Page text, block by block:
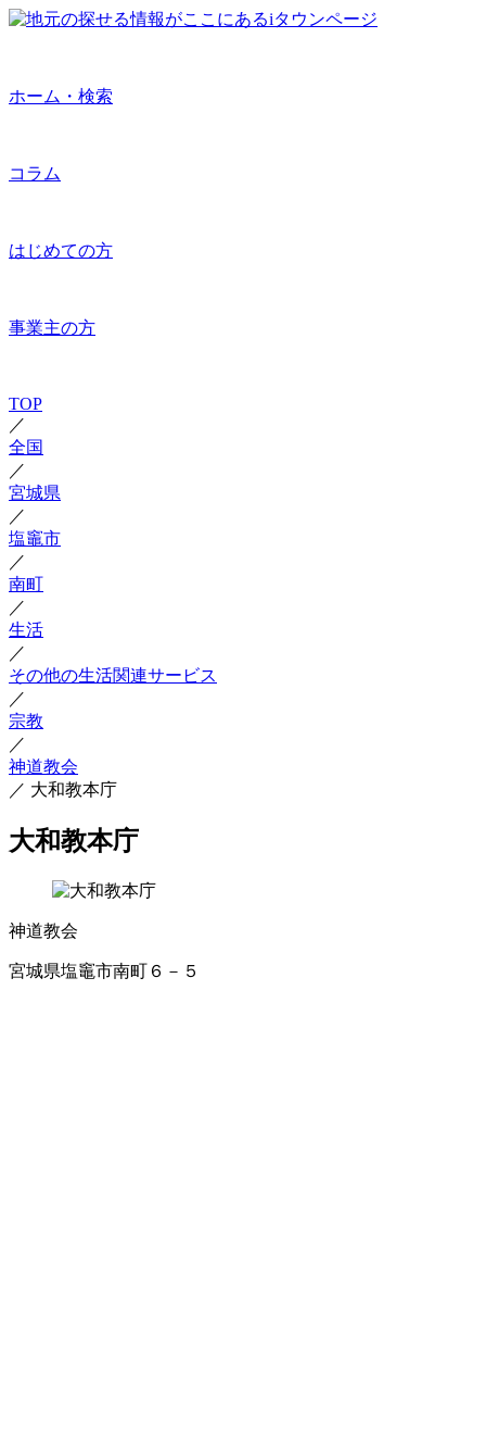
ホーム・検索
コラム
はじめての方
事業主の方
TOP
／
全国
／
宮城県
／
塩竈市
／
南町
／
生活
／
その他の生活関連サービス
／
宗教
／
神道教会
／ 大和教本庁
大和教本庁
神道教会
宮城県塩竈市南町６－５